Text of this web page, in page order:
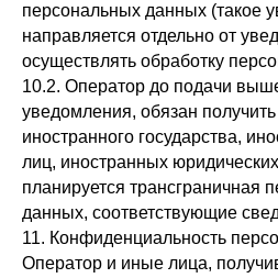
персональных данных (такое
направляется отдельно от
осуществлять обработку
10.2. Оператор до подачи
уведомления, обязан
иностранного государства,
лиц, иностранных
планируется трансграничная
данных, соответствующие
11. Конфиденциальность
Оператор и иные лица,